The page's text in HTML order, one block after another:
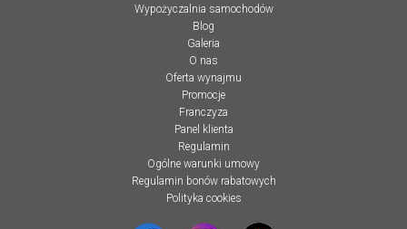
Wypożyczalnia samochodów
Blog
Galeria
O nas
Oferta wynajmu
Promocje
Franczyza
Panel klienta
Regulamin
Ogólne warunki umowy
Regulamin bonów rabatowych
Polityka cookies